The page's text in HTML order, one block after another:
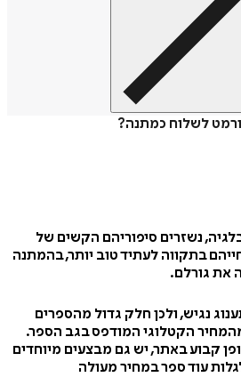
לשלוח כמתנה?
נשזרים סיפוריהם הקשים של
בתקווה לעתיד טוב יותר, בהמתנה
את גורלם.
נגיש, ולכן חלק גדול מהספרים
הקטלוגי המודפס בגב הספר.
קבוע באתר, יש גם מבצעים מיוחדים
עוד ספר במחיר מעולה